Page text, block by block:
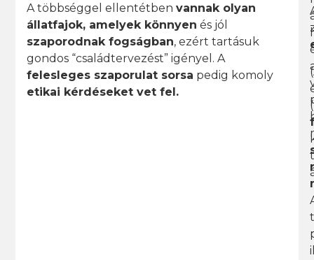
A többséggel ellentétbenvannak olyan
állatfajok, amelyek könnyen és jól
szaporodnak fogságban, ezért tartásuk
gondos “családtervezést” igényel. A
felesleges szaporulat sorsa pedig komoly
etikai kérdéseket vet fel.